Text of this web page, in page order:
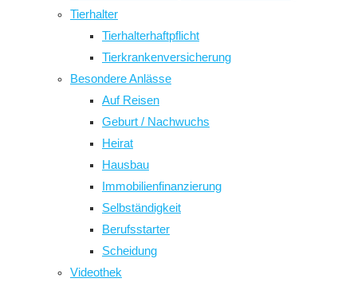
Tierhalter
Tierhalterhaftpflicht
Tierkrankenversicherung
Besondere Anlässe
Auf Reisen
Geburt / Nachwuchs
Heirat
Hausbau
Immobilienfinanzierung
Selbständigkeit
Berufsstarter
Scheidung
Videothek